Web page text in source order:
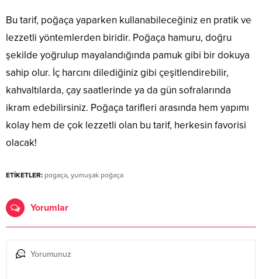
Bu tarif, poğaça yaparken kullanabileceğiniz en pratik ve
lezzetli yöntemlerden biridir. Poğaça hamuru, doğru
şekilde yoğrulup mayalandığında pamuk gibi bir dokuya
sahip olur. İç harcını dilediğiniz gibi çeşitlendirebilir,
kahvaltılarda, çay saatlerinde ya da gün sofralarında
ikram edebilirsiniz. Poğaça tarifleri arasında hem yapımı
kolay hem de çok lezzetli olan bu tarif, herkesin favorisi
olacak!
ETİKETLER: pogaça, yumuşak poğaça
Yorumlar